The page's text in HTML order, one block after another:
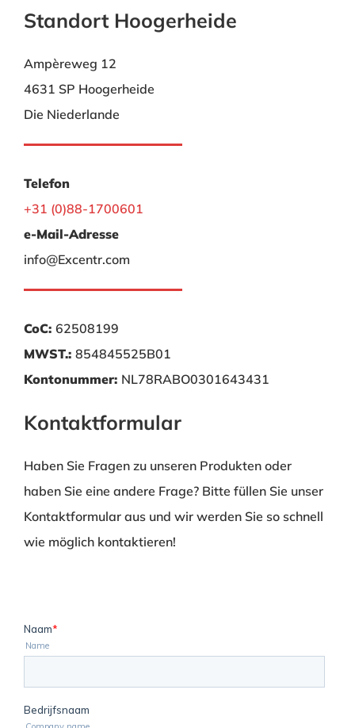
Standort Hoogerheide
Ampèreweg 12
4631 SP Hoogerheide
Die Niederlande
Telefon
+31 (0)88-1700601
e-Mail-Adresse
info@Excentr.com
CoC: 62508199
MWST.: 854845525B01
Kontonummer: NL78RABO0301643431
Kontaktformular
Haben Sie Fragen zu unseren Produkten oder
haben Sie eine andere Frage? Bitte füllen Sie unser
Kontaktformular aus und wir werden Sie so schnell
wie möglich kontaktieren!